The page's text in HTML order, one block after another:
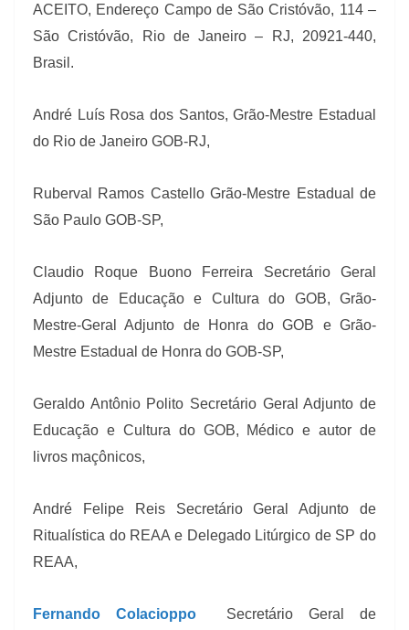
ACEITO, Endereço Campo de São Cristóvão, 114 –
São Cristóvão, Rio de Janeiro – RJ, 20921-440,
Brasil.
André Luís Rosa dos Santos, Grão-Mestre Estadual
do Rio de Janeiro GOB-RJ,
Ruberval Ramos Castello Grão-Mestre Estadual de
São Paulo GOB-SP,
Claudio Roque Buono Ferreira Secretário Geral
Adjunto de Educação e Cultura do GOB, Grão-
Mestre-Geral Adjunto de Honra do GOB e Grão-
Mestre Estadual de Honra do GOB-SP,
Geraldo Antônio Polito Secretário Geral Adjunto de
Educação e Cultura do GOB, Médico e autor de
livros maçônicos,
André Felipe Reis Secretário Geral Adjunto de
Ritualística do REAA e Delegado Litúrgico de SP do
REAA,
Fernando Colacioppo
Secretário Geral de